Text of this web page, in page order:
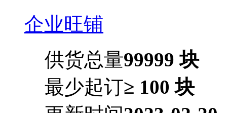
企业旺铺
供货总量99999 块
最少起订≥ 100 块